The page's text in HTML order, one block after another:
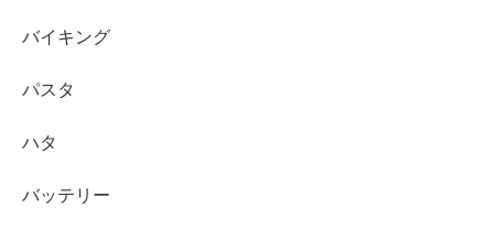
バイキング
パスタ
ハタ
バッテリー